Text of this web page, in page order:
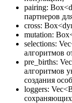
pairing:
партнеров
cross:
mutation:
selections:
алгоритмов
pre_births:
алгоритмов
создания
loggers:
сохраняющих